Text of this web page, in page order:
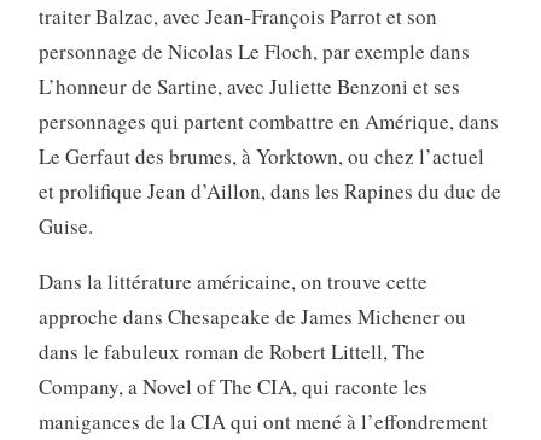
traiter Balzac, avec Jean-François Parrot et son
personnage de Nicolas Le Floch, par exemple dans
L’honneur de Sartine, avec Juliette Benzoni et ses
personnages qui partent combattre en Amérique, dans
Le Gerfaut des brumes, à Yorktown, ou chez l’actuel
et prolifique Jean d’Aillon, dans les Rapines du duc de
Guise.
Dans la littérature américaine, on trouve cette
approche dans Chesapeake de James Michener ou
dans le fabuleux roman de Robert Littell, The
Company, a Novel of The CIA, qui raconte les
manigances de la CIA qui ont mené à l’effondrement